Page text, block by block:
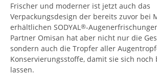
Frischer und moderner ist jetzt auch das
Verpackungsdesign der bereits zuvor bei
erhältlichen SODYAL ®-
Partner Omisan hat aber nicht nur die
sondern auch die Tropfer aller
Konservierungsstoffe, damit sie sich noch
lassen.